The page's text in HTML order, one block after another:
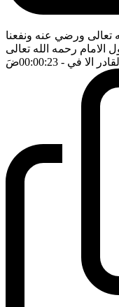
تعالى ورضي عنه ونفعنا
الامام رحمه الله تعالى
الا في - 00:00:23 ضَ